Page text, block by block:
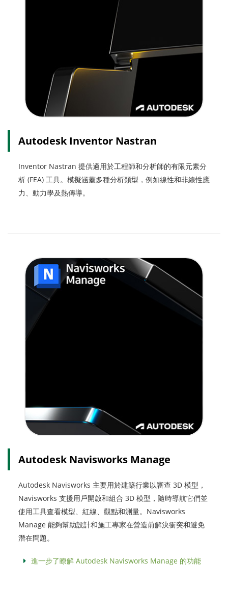
Autodesk Inventor Nastran
Inventor Nastran 提供適用於工程師和分析師的有限元素分
析 (FEA) 工具。模擬涵蓋多種分析類型，例如線性和非線性應
力、動力學及熱傳導。
Autodesk Navisworks Manage
Autodesk Navisworks 主要用於建築行業以審查 3D 模型，
Navisworks 支援用戶開啟和組合 3D 模型，隨時導航它們並
使用工具查看模型、紅線、觀點和測量。Navisworks
Manage 能夠幫助設計和施工專家在營造前解決衝突和避免
潛在問題。
進一步了瞭解 Autodesk Navisworks Manage 的功能